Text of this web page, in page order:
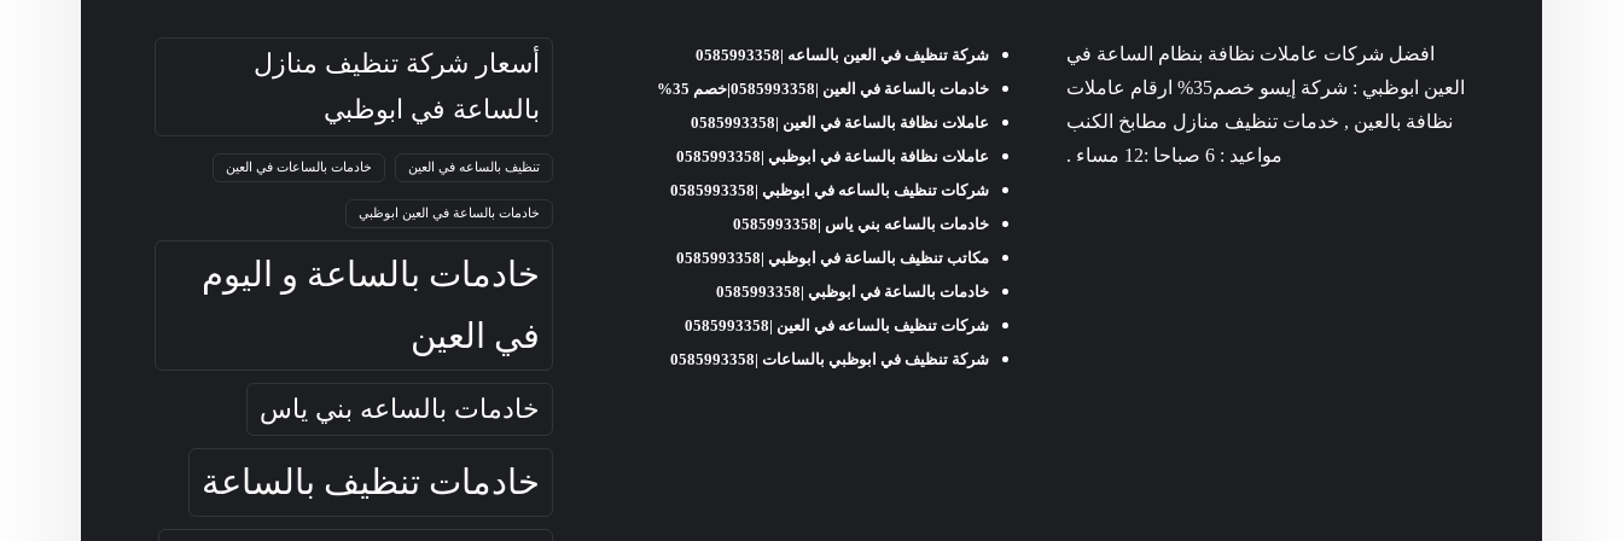
افضل شركات عاملات نظافة بنظام الساعة في
العين ابوظبي : شركة إيسو خصم35% ارقام عاملات
نظافة بالعين , خدمات تنظيف منازل مطابخ الكنب
مواعيد : 6 صباحا :12 مساء .
شركة تنظيف في العين بالساعه |0585993358
خادمات بالساعة في العين |0585993358|خصم 35%
عاملات نظافة بالساعة في العين |0585993358
عاملات نظافة بالساعة في ابوظبي |0585993358
شركات تنظيف بالساعه في ابوظبي |0585993358
خادمات بالساعه بني ياس |0585993358
مكاتب تنظيف بالساعة في ابوظبي |0585993358
خادمات بالساعة في ابوظبي |0585993358
شركات تنظيف بالساعه في العين |0585993358
شركة تنظيف في ابوظبي بالساعات |0585993358
أسعار شركة تنظيف منازل
بالساعة في ابوظبي
تنظيف بالساعه في العين خادمات بالساعات في العين
خادمات بالساعة في العين ابوظبي
خادمات بالساعة و اليوم
في العين
خادمات بالساعه بني ياس
خادمات تنظيف بالساعة